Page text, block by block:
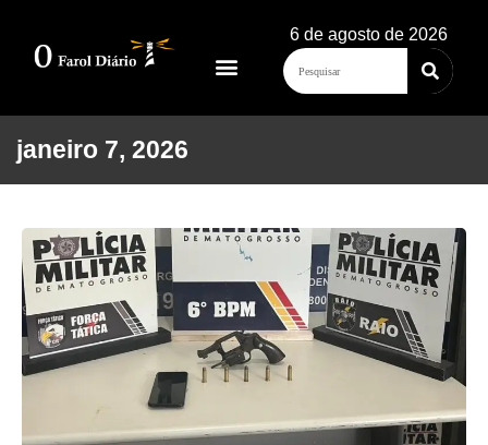
6 de agosto de 2026
janeiro 7, 2026